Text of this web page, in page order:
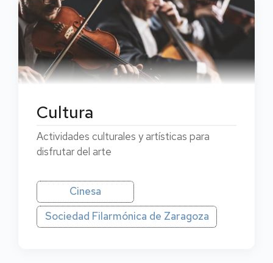
Cultura
Actividades culturales y artísticas para
disfrutar del arte
Cinesa
Sociedad Filarmónica de Zaragoza